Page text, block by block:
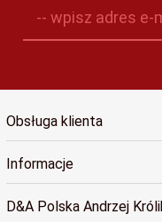
-- wpisz adres e-
Obsługa klienta
Informacje
D&A Polska Andrzej